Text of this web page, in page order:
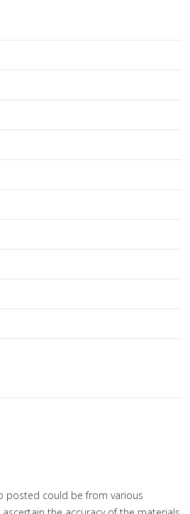
posted could be from various